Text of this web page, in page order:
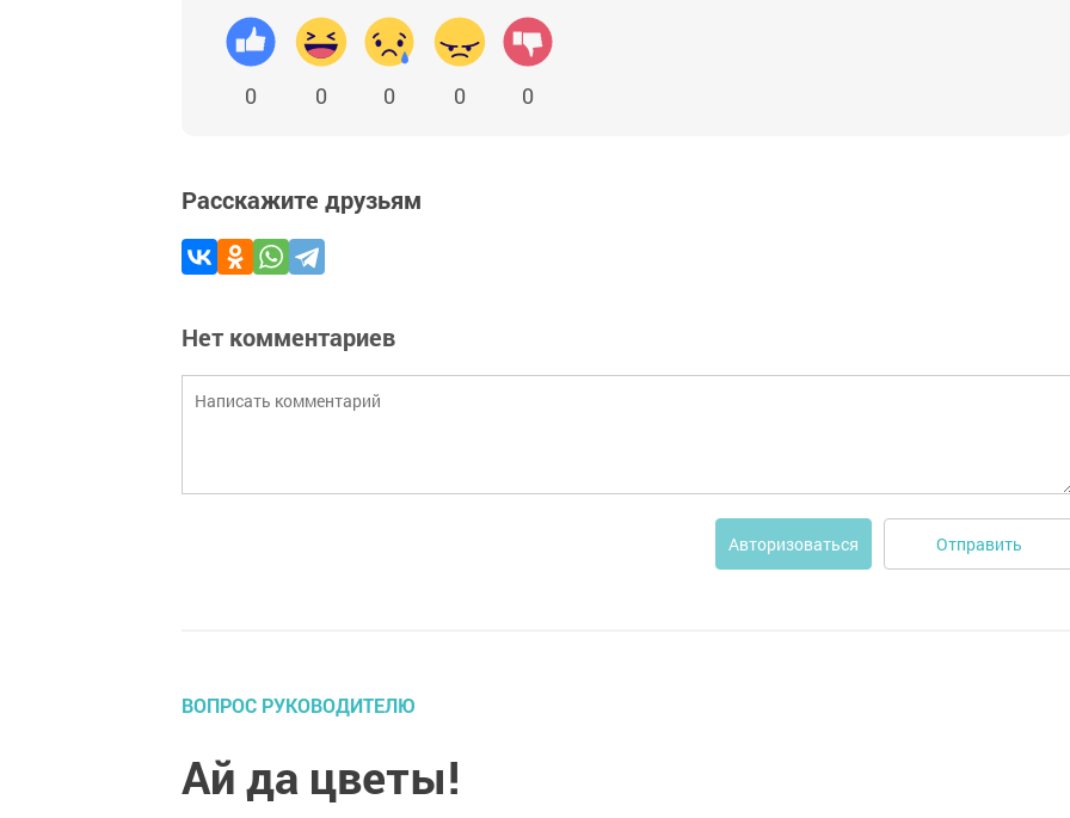
0 0 0 0 0
Расскажите друзьям
Нет комментариев
Авторизоваться Отправить
ВОПРОС РУКОВОДИТЕЛЮ
Ай да цветы!